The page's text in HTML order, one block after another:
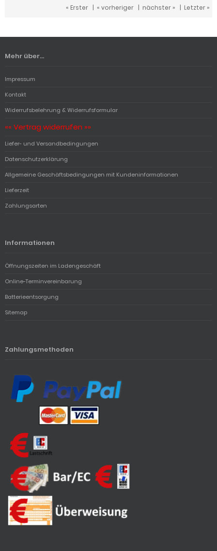
« Erster | « vorheriger | nächster » | Letzter »
Mehr über...
Impressum
Kontakt
Widerrufsbelehrung & Widerrufsformular
«« Vertrag widerrufen »»
Liefer- und Versandbedingungen
Datenschutzerklärung
Allgemeine Geschäftsbedingungen mit Kundeninformationen
Lieferzeit
Zahlungsarten
Informationen
Öffnungszeiten im Ladengeschäft
Online-Terminvereinbarung
Batterieentsorgung
Sitemap
Zahlungsmethoden